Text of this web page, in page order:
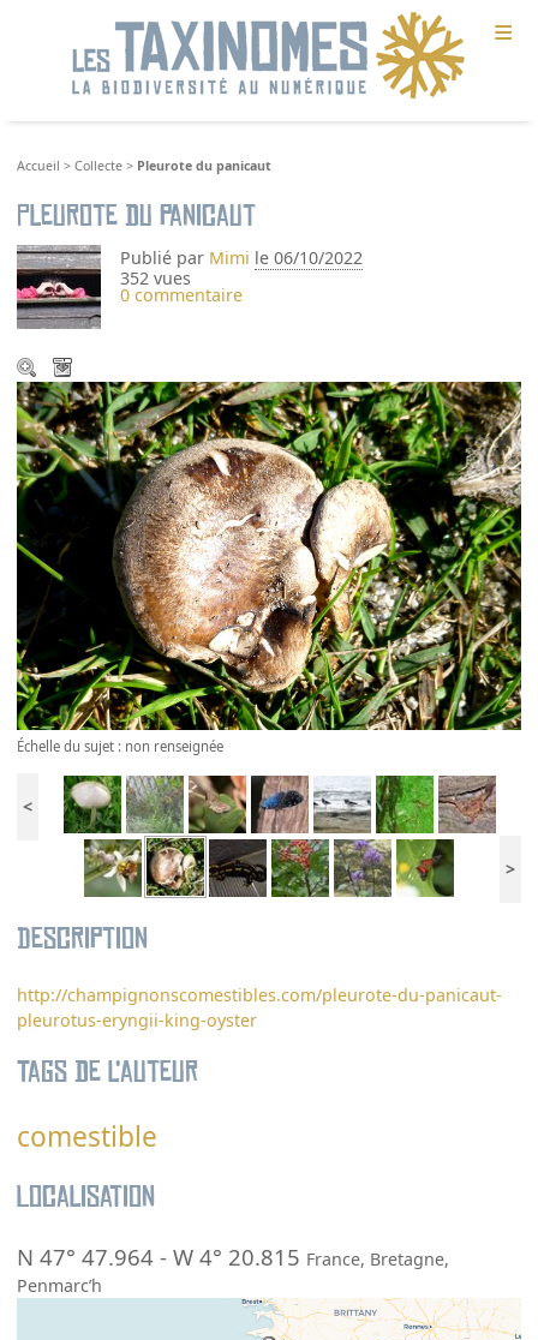
≡
Accueil >Collecte > Pleurote du panicaut
Pleurote du panicaut
Publié par Mimi le 06/10/2022
352 vues
0 commentaire
Échelle du sujet : non renseignée
<
>
Description
http://champignonscomestibles.com/pleurote-du-panicaut-
pleurotus-eryngii-king-oyster
Tags de l’auteur
comestible
Localisation
N 47° 47.964 -W 4° 20.815 France, Bretagne,
Penmarc’h